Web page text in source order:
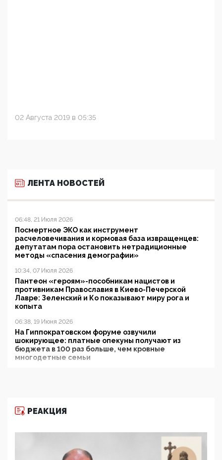
02 Августа 2019 в 05:35
ЛЕНТА НОВОСТЕЙ
06:48, 21 Июля 2026
Посмертное ЭКО как инструмент
расчеловечивания и кормовая база извращенцев:
депутатам пора остановить нетрадиционные
методы «спасения демографии»
10:34, 07 Июля 2026
Пантеон «героям»-пособникам нацистов и
противникам Православия в Киево-Печерской
Лавре: Зеленский и Ко показывают миру рога и
копыта
06:38, 19 Июня 2026
На Гиппократовском форуме озвучили
шокирующее: платные опекуны получают из
бюджета в 100 раз больше, чем кровные
многодетные семьи
11:53, 09 Июня 2026
деятельность ИИТО ЮНЕСКО в России, но
цифроглобалисты продолжают определять
повестку в образовании
РЕАКЦИЯ